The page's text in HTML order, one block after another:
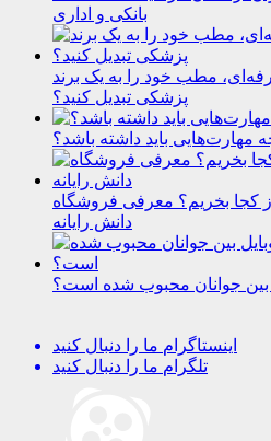
بانکی و اداری
مطب خود را به یک برند
پزشکی تبدیل کنید؟
مهارت‌هایی باید داشته باشد؟
از کجا بخریم؟ معرفی فروشگاه
دانش رایانه
جوانان محبوب شده است؟
اینستاگرام ما را دنبال کنید
تلگرام ما را دنبال کنید